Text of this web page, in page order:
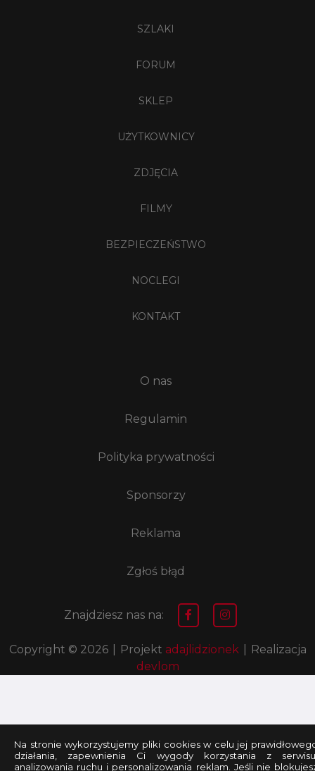
SZLAKI
FORUM
SKLEP
UŻYTKOWNICY
ZDJĘCIA
FILMY
BEZPIECZEŃSTWO
NOCLEGI
KONTAKT
O nas
Regulamin
Polityka prywatności
Sponsorzy
Reklama
Zgłoś błąd
Znajdziesz nas na:
Copyright © 2026 Projekt adajlidzionek
Realizacja
devlom
Na stronie wykorzystujemy pliki cookies w celu jej
działania, zapewnienia Ci wygody korzystania z
analizowania ruchu i personalizowania reklam. Jeśli nie